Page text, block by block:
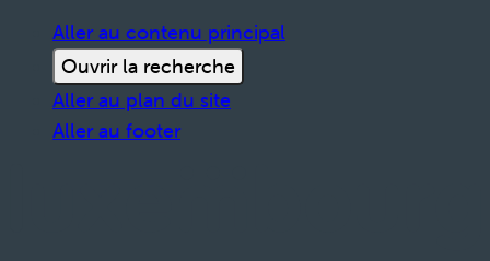
Aller au contenu principal
Ouvrir la recherche
Aller au plan du site
Aller au footer